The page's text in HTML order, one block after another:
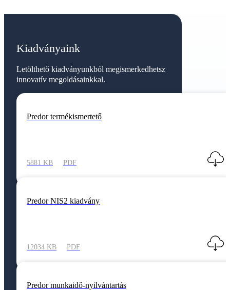
Kiadványaink
Letölthető kiadványunkból megismerkedhetsz
innovatív megoldásainkkal.
Predor termékismertető
5881 KB PDF
Predor NIS2 kiadvány
12034 KB PDF
Predor munkaidő-nyilvántartás